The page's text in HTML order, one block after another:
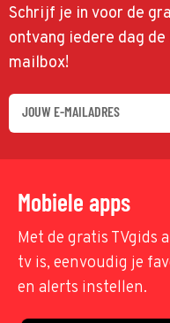
Schrijf je in voor de
ontvang iedere dag
mailbox!
Mobiele apps
Met de gratis TVgids
tv is, eenvoudig je
en alerts instellen.